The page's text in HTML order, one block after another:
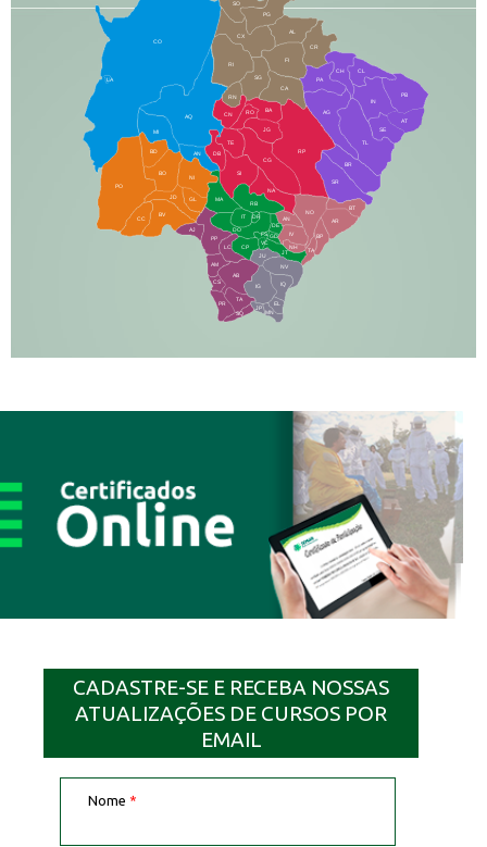
CO
AQ
MI
AN
CX
RI
AL
CR
FI
SG
BA
CA
PA
CH CL
PB
SE
TL
AG
BR
SR
BT
AR
RP
RO
JG
CG
SI
NA
TA
NH
JT
RB
MA
IT
DR
DO
CP
JU
NV
IQ
EL
BD
BO
NI
JD
PO
BV
CC
PP
AJ
LC
AM
AB
JP
DB
TE
CS
PR
TA
SQ
IG
MN
IN
NO
BP
RN
CN
GL
AN
IV
FS
VC
GD
DE
AT
PG
SO
LA
CADASTRE-SE E RECEBA NOSSAS
ATUALIZAÇÕES DE CURSOS POR
EMAIL
Nome *